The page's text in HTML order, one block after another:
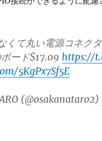
くて丸い電源コネク
ード$17.09 https://
5KgPx7Sf5E
(@osakanataro2)